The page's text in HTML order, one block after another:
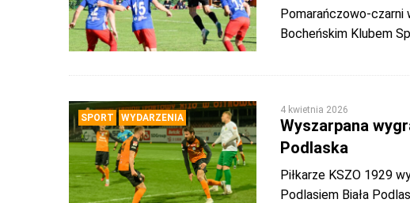
Pomarańczowo-czarni
Bocheńskim Klubem
SPORT WYDARZENIA
4 kwietnia 2026
Wyszarpana
Podlaska
Piłkarze KSZO 1929
Podlasiem Biała